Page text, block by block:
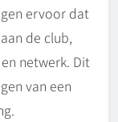
ervoor dat
de club,
netwerk. Dit
van een